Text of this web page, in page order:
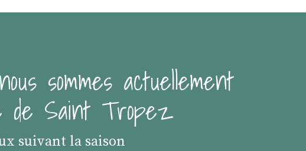
sommes actuellement
de Saint Tropez
suivant la saison